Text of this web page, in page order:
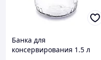
Банка для
консервирования 1.5 л